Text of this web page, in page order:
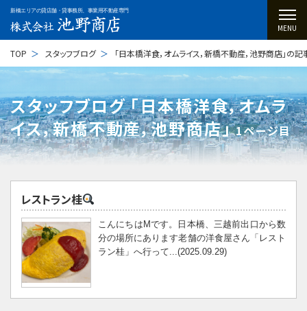
新橋エリアの貸店舗・貸事務所、事業用不動産専門
MENU
TOP スタッフブログ 「日本橋洋食，オムライス，新橋不動産，池野商店」の
スタッフブログ ｢日本橋洋食，オムラ
イス，新橋不動産，池野商店｣1ページ目
レストラン桂
こんにちはMです。日本橋、三越前出口から数
分の場所にあります老舗の洋食屋さん「レスト
ラン桂」へ行って...(2025.09.29)